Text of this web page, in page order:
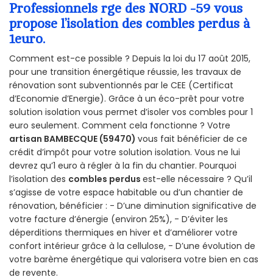
Professionnels rge des NORD -59 vous
propose l’isolation des combles perdus à
1euro.
Comment est-ce possible ? Depuis la loi du 17 août 2015,
pour une transition énergétique réussie, les travaux de
rénovation sont subventionnés par le CEE (Certificat
d’Economie d’Energie). Grâce à un éco-prêt pour votre
solution isolation vous permet d’isoler vos combles pour 1
euro seulement. Comment cela fonctionne ? Votre
artisan BAMBECQUE (59470) vous fait bénéficier de ce
crédit d’impôt pour votre solution isolation. Vous ne lui
devrez qu’1 euro à régler à la fin du chantier. Pourquoi
l’isolation des combles perdus est-elle nécessaire ? Qu’il
s’agisse de votre espace habitable ou d’un chantier de
rénovation, bénéficier : - D’une diminution significative de
votre facture d’énergie (environ 25%), - D’éviter les
déperditions thermiques en hiver et d’améliorer votre
confort intérieur grâce à la cellulose, - D’une évolution de
votre barème énergétique qui valorisera votre bien en cas
de revente.